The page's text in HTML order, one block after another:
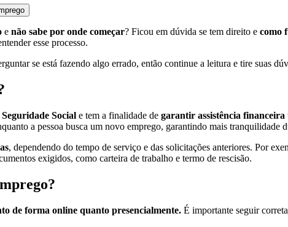
e não sabe por onde começar? Ficou em dúvida se tem direito e como
esse processo.
se está fazendo algo errado, então continue a leitura e tire suas
Social e tem a finalidade de garantir assistência
a pessoa busca um novo emprego, garantindo mais tranquilidade
, dependendo do tempo de serviço e das solicitações anteriores. Por
exigidos, como carteira de trabalho e termo de rescisão.
de forma online quanto presencialmente. É importante seguir